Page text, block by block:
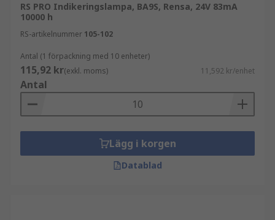
RS PRO Indikeringslampa, BA9S, Rensa, 24V 83mA
10000 h
RS-artikelnummer 105-102
Antal (1 förpackning med 10 enheter)
115,92 kr(exkl. moms) 11,592 kr/enhet
Antal
Lägg i korgen
Datablad